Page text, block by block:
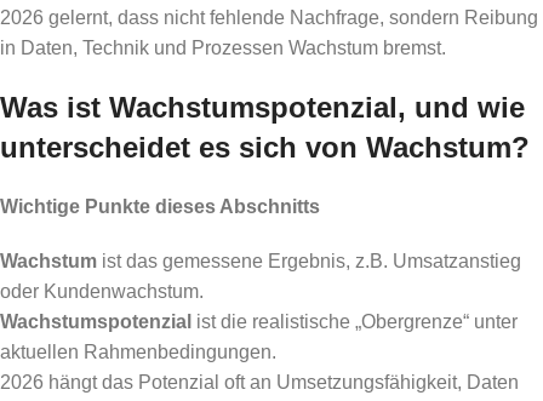
2026 gelernt, dass nicht fehlende Nachfrage, sondern Reibung
in Daten, Technik und Prozessen Wachstum bremst.
Was ist Wachstumspotenzial, und wie
unterscheidet es sich von Wachstum?
Wichtige Punkte dieses Abschnitts
Wachstum ist das gemessene Ergebnis, z.B. Umsatzanstieg
oder Kundenwachstum.
Wachstumspotenzial ist die realistische „Obergrenze“ unter
aktuellen Rahmenbedingungen.
2026 hängt das Potenzial oft an Umsetzungsfähigkeit, Daten